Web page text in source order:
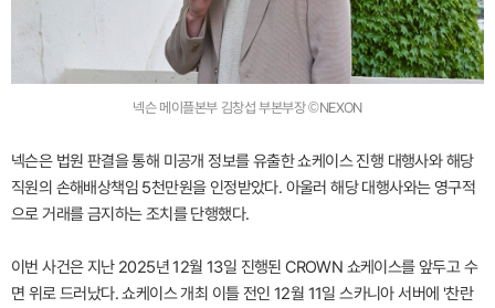
넥슨 메이플본부 김창섭 부본부장 ©NEXON
넥슨은 법원 판결을 통해 미공개 정보를 유출한 쇼케이스 진행 대행사와 해당
직원의 손해배상책임 5천만원을 인정받았다. 아울러 해당 대행사와는 영구적
으로 거래를 금지하는 조치를 단행했다.
이번 사건은 지난 2025년 12월 13일 진행된 CROWN 쇼케이스를 앞두고 수
면 위로 드러났다. 쇼케이스 개최 이틀 전인 12월 11일 스카니아 서버에 '찬란